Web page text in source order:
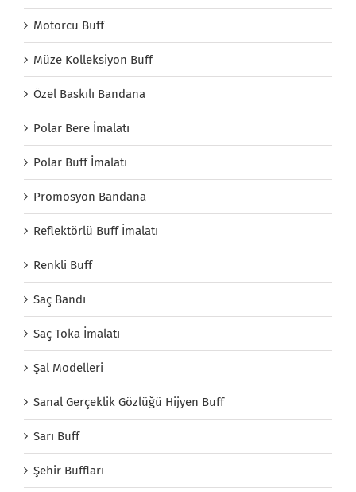
Motorcu Buff
Müze Kolleksiyon Buff
Özel Baskılı Bandana
Polar Bere İmalatı
Polar Buff İmalatı
Promosyon Bandana
Reflektörlü Buff İmalatı
Renkli Buff
Saç Bandı
Saç Toka İmalatı
Şal Modelleri
Sanal Gerçeklik Gözlüğü Hijyen Buff
Sarı Buff
Şehir Buffları